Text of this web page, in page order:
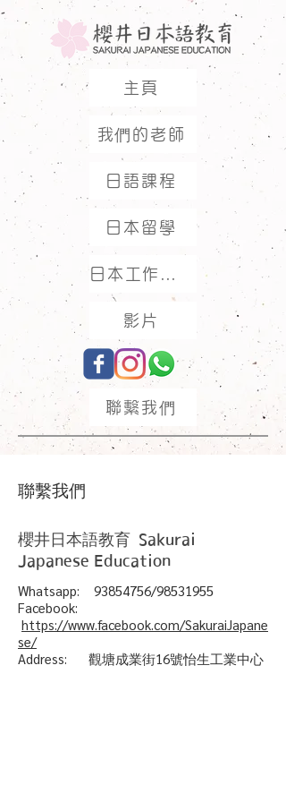
主頁
我們的老師
日語課程
日本留學
影片
聯繫我們
​聯繫我們
櫻井日本語教育 Sakurai
Japanese Education
Whatsapp: 93854756/98531955
Facebook:
https://www.facebook.com/SakuraiJapane
se/
Address: 觀塘成業街16號怡生工業中心